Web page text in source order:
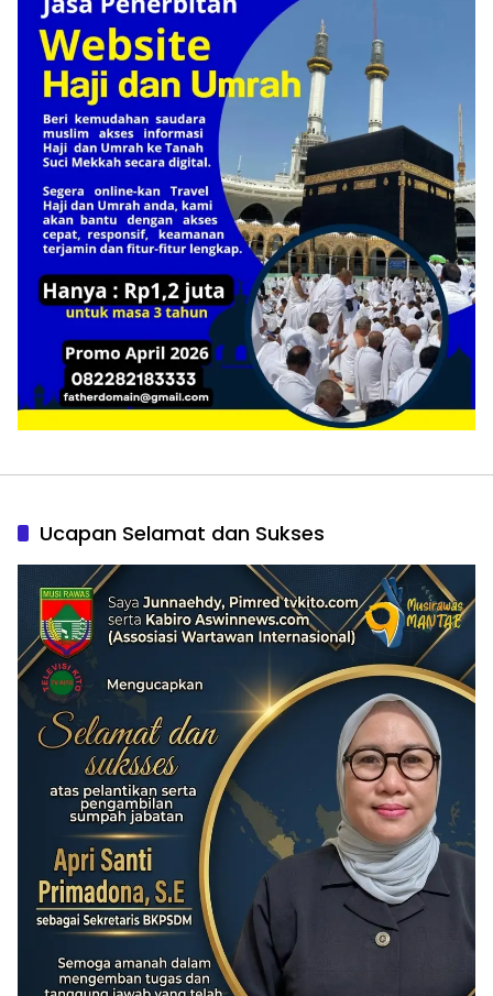
Ucapan Selamat dan Sukses